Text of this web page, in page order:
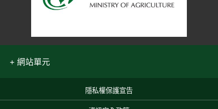
網站單元
隱私權保護宣告